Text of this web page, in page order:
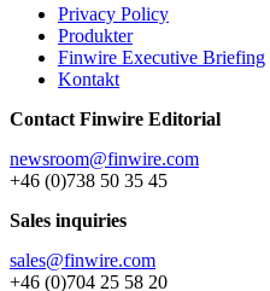
Privacy Policy
Produkter
Finwire Executive Briefing
Kontakt
Contact Finwire Editorial
newsroom@finwire.com
+46 (0)738 50 35 45
Sales inquiries
sales@finwire.com
+46 (0)704 25 58 20